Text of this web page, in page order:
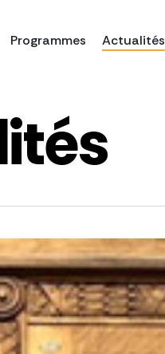
Programmes Actualités